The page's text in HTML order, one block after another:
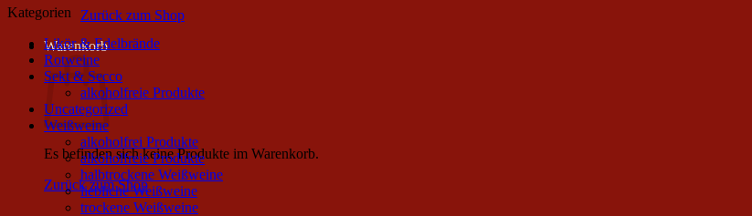
Zurück zum Shop
Warenkorb
Es befinden sich keine Produkte im Warenkorb.
Zurück zum Shop
Kategorien
Likör & Edelbrände
Rotweine
Sekt & Secco
alkoholfreie Produkte
Uncategorized
Weißweine
alkoholfrei Produkte
alkoholfreie Produkte
halbtrockene Weißweine
liebliche Weißweine
trockene Weißweine